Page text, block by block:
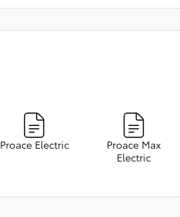
Proace Electric
Proace Max
Electric